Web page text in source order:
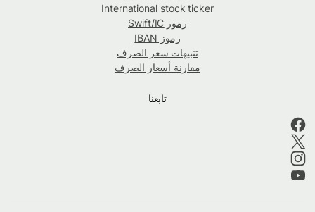
International stock ticker
رموز Swift/IC
رموز IBAN
تنبيهات سعر الصرف
مقارنة أسعار الصرف
تابعنا